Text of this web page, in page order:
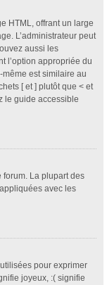
HTML, offrant un large
L’administrateur peut
aussi les
l’option appropriée du
est similaire au
[ et ] plutôt que < et
le guide accessible
forum. La plupart des
avec les
pour exprimer
joyeux, :( signifie